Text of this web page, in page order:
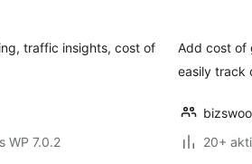
traffic insights, cost of
WP 7.0.2
Add cost of
easily track
20+